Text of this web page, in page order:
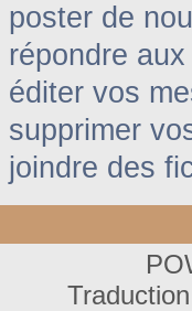
poster de
répondre
éditer vos
supprimer
joindre des